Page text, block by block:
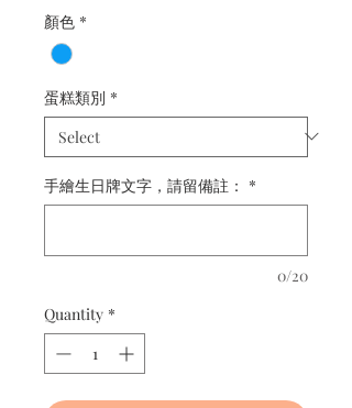
顏色 *
蛋糕類別 *
手繪生日牌文字，請留備註： *
0/20
Quantity *